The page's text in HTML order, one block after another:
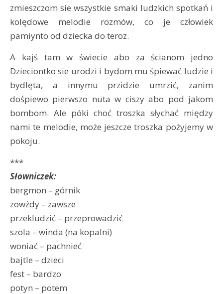
zmieszczom sie wszystkie smaki ludzkich spotkań i
kolędowe melodie rozmów, co je człowiek
pamiynto od dziecka do teroz.
A kajś tam w świecie abo za ścianom jedno
Dzieciontko sie urodzi i bydom mu śpiewać ludzie i
bydlęta, a innymu przidzie umrzić, zanim
dośpiewo pierwszo nuta w ciszy abo pod jakom
bombom. Ale póki choć troszka słychać między
nami te melodie, może jeszcze troszka pożyjemy w
pokoju.
***
Słowniczek:
bergmon – górnik
zowżdy – zawsze
przekludzić – przeprowadzić
szola – winda (na kopalni)
woniać – pachnieć
bajtle – dzieci
fest – bardzo
potyn – potem